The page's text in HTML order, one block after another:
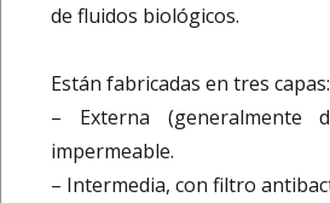
de fluidos biológicos.
Están fabricadas en tres capas:
– Externa
impermeable.
– Intermedia, con filtro